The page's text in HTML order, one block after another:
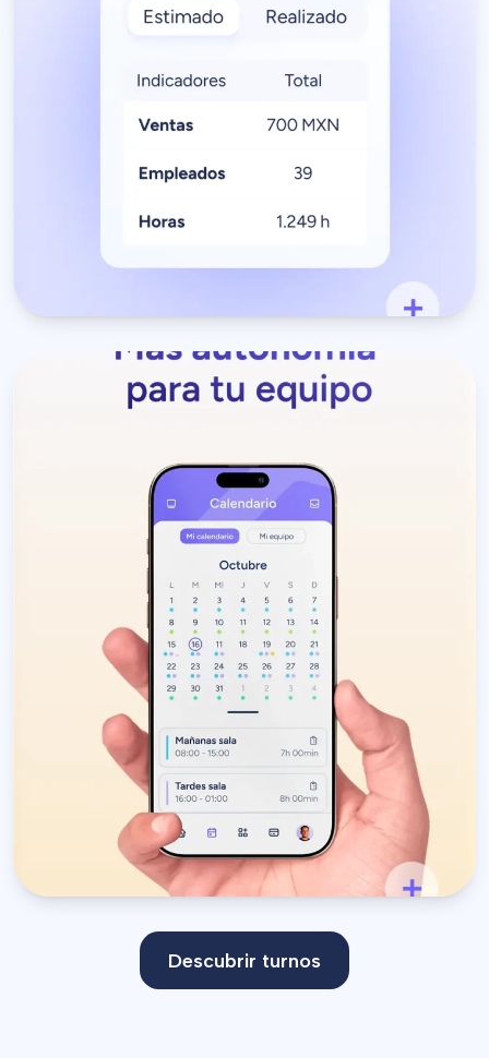
de cada turno y toma
decisiones más
estratégicas para tu
Permite que tus
empleados intercambien
turnos entre ellos y den
seguimiento desde la app.
Descubrir turnos